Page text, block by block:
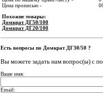
Цена прописью -
Похожие товары:
Домкрат ДГ50/100
Домкрат ДГ20/100
Есть вопросы по Домкрат ДГ30/50 ?
Вы можете задать нам вопрос(ы) с
Ваше имя:
Email: